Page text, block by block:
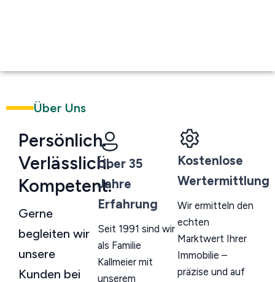
Über Uns
Persönlich.
Verlässlich.
Kompetent.
Gerne
begleiten wir
unsere
Kunden bei
Über 35
Jahre
Erfahrung
Seit 1991 sind wir
als Familie
Kallmeier mit
unserem
Kostenlose
Wertermittlung
Wir ermitteln den
echten
Marktwert Ihrer
Immobilie –
präzise und auf